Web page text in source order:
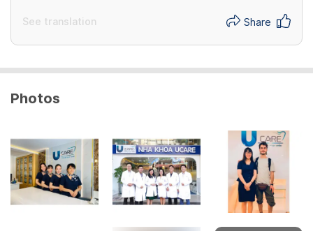
See translation Share
Photos